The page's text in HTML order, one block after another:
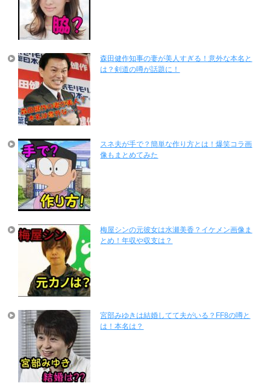
森田健作知事の妻が美人すぎる！意外な本名と
は？剣道の噂が話題に！
スネ夫が手で？簡単な作り方とは！爆笑コラ画
像もまとめてみた
梅屋シンの元彼女は水瀬美香？イケメン画像ま
とめ！年収や収支は？
宮部みゆきは結婚してて夫がいる？FF8の噂と
は！本名は？